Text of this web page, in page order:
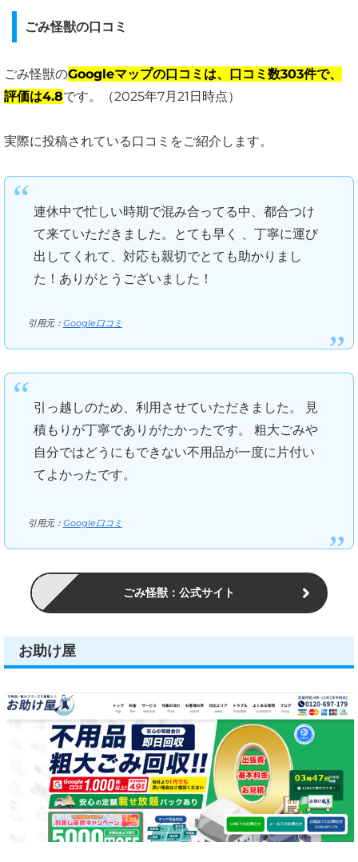
ごみ怪獣の口コミ
ごみ怪獣のGoogleマップの口コミは、口コミ数303件で、
評価は4.8です。（2025年7月21日時点）
実際に投稿されている口コミをご紹介します。
連休中で忙しい時期で混み合ってる中、都合つけ
て来ていただきました。とても早く 、丁寧に運び
出してくれて、対応も親切でとても助かりまし
た！ありがとうございました！
引用元： Google口コミ
引っ越しのため、利用させていただきました。 見
積もりが丁寧でありがたかったです。 粗大ごみや
自分ではどうにもできない不用品が一度に片付い
てよかったです。
引用元： Google口コミ
ごみ怪獣：公式サイト
お助け屋